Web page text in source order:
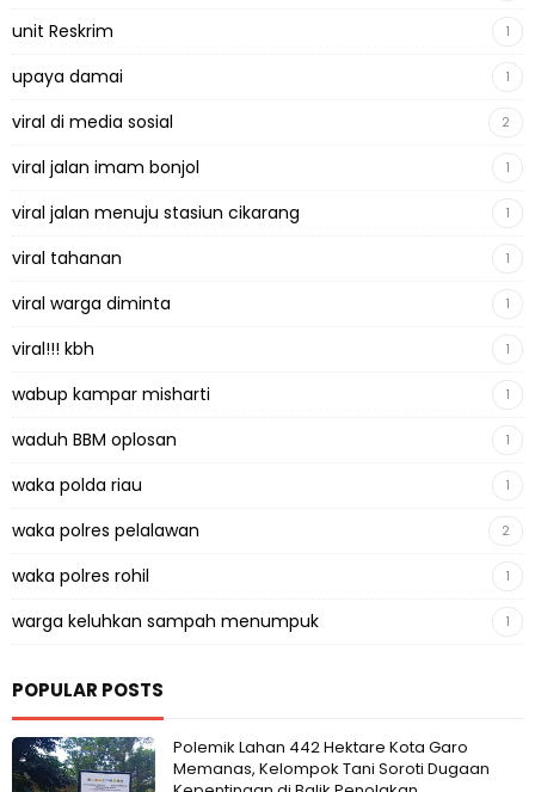
unit Reskrim 1
upaya damai 1
viral di media sosial 2
viral jalan imam bonjol 1
viral jalan menuju stasiun cikarang 1
viral tahanan 1
viral warga diminta 1
viral!!! kbh 1
wabup kampar misharti 1
waduh BBM oplosan 1
waka polda riau 1
waka polres pelalawan 2
waka polres rohil 1
warga keluhkan sampah menumpuk 1
POPULAR POSTS
Polemik Lahan 442 Hektare Kota Garo
Memanas, Kelompok Tani Soroti Dugaan